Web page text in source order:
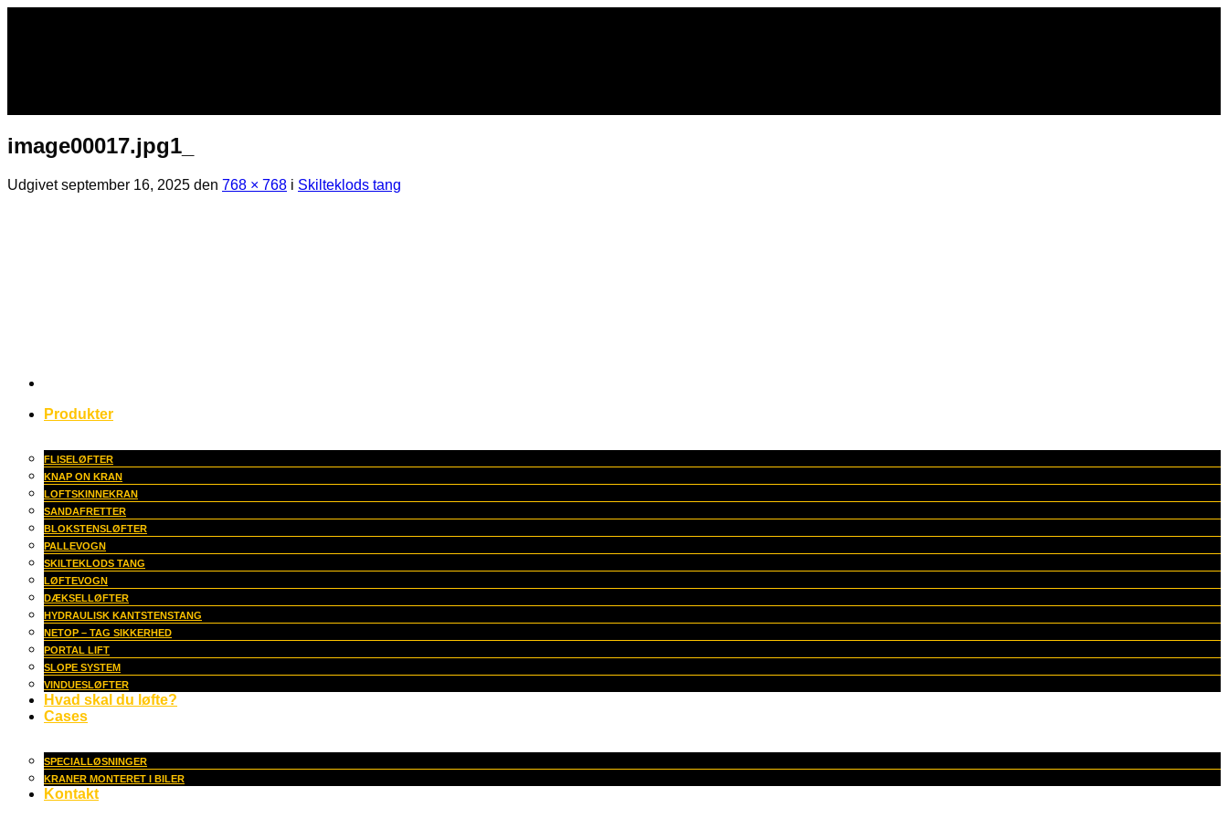
Produkter
FLISELØFTER
KNAP ON KRAN
LOFTSKINNEKRAN
SANDAFRETTER
BLOKSTENSLØFTER
PALLEVOGN
SKILTEKLODS TANG
LØFTEVOGN
DÆKSELLØFTER
HYDRAULISK KANTSTENSTANG
NETOP – TAG SIKKERHED
PORTAL LIFT
SLOPE SYSTEM
VINDUESLØFTER
Hvad skal du løfte?
Cases
SPECIALLØSNINGER
KRANER MONTERET I BILER
Kontakt
image00017.jpg1_
Udgivetseptember 16, 2025 den 768 × 768 i Skilteklods tang